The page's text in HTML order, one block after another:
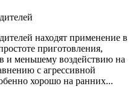
находят применение в
приготовления,
и меньшему воздействию на
с агрессивной
хорошо на ранних...